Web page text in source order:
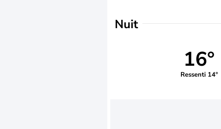
Nuit
16°
Ressenti 14°